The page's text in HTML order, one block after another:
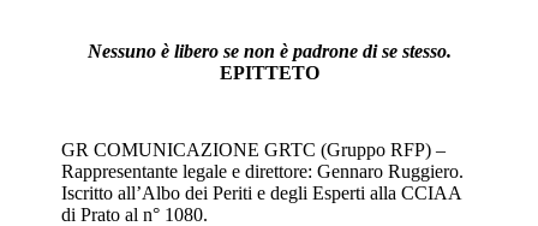
Nessuno è libero se non è padrone di se stesso.
EPITTETO
GR COMUNICAZIONE GRTC (Gruppo RFP) –
Rappresentante legale e direttore: Gennaro Ruggiero.
Iscritto all’Albo dei Periti e degli Esperti alla CCIAA
di Prato al n° 1080.